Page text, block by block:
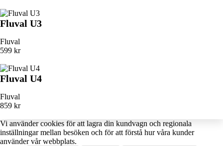
Fluval U3
Fluval
599 kr
Fluval U4
Fluval
859 kr
Vi användercookies för att lagra din kundvagn och regionala
inställningar mellan besöken och för att förstå hur våra kunder
använder vår webbplats.